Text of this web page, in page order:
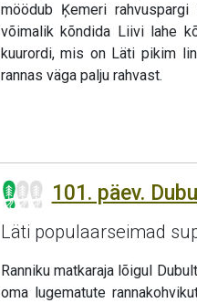
möödub Ķemeri
võimalik kõndida Liivi lahe
kuurordi, mis on Läti pikim
rannas väga palju rahvast.
101. päev.
Läti populaarseimad
Ranniku matkaraja lõigul
oma lugematute